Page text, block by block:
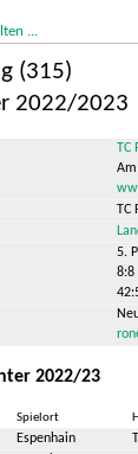
...
(315)
2022/2023
TC
TC
5.
8:8
2022/23
Spielort
Espenhain